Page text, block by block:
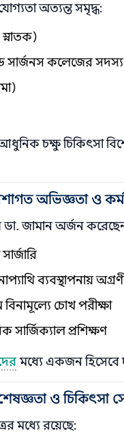
অত্যন্ত সমৃদ্ধ:
সার্জনস কলেজের
চক্ষু চিকিৎসা
অভিজ্ঞতা ও
জামান অর্জন
ব্যবস্থাপনায়
চোখ পরীক্ষা
প্রশিক্ষণ
মধ্যে একজন হিসেবে
ও চিকিৎসা
মধ্যে রয়েছে: